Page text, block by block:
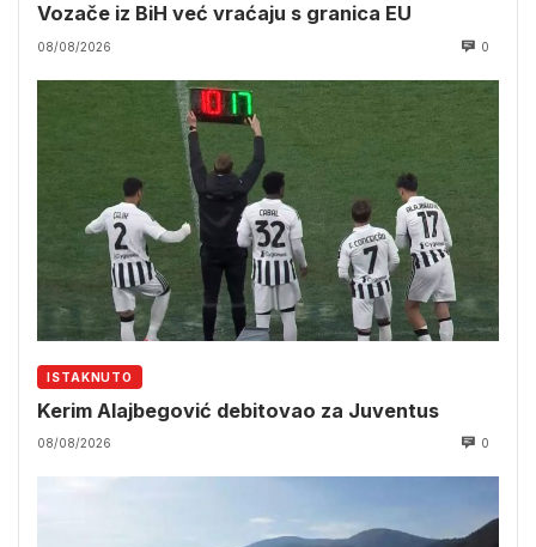
Vozače iz BiH već vraćaju s granica EU
08/08/2026 0
ISTAKNUTO
Kerim Alajbegović debitovao za Juventus
08/08/2026 0